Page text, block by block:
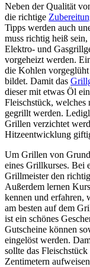
Neben der Qualität
die richtige
Tipps werden auch
muss richtig heiß
Elektro- und
vorgeheizt werden.
die Kohlen
bildet. Damit das
dieser mit etwas Öl
Fleischstück, welches
gegrillt werden.
Grillen verzichtet
Hitzeentwicklung
Um Grillen von
eines Grillkurses. Bei
Grillmeister den
Außerdem lernen
kennen und erfahren,
am besten auf dem
ist ein schönes
Gutscheine können
eingelöst werden.
sollte das
Zentimetern